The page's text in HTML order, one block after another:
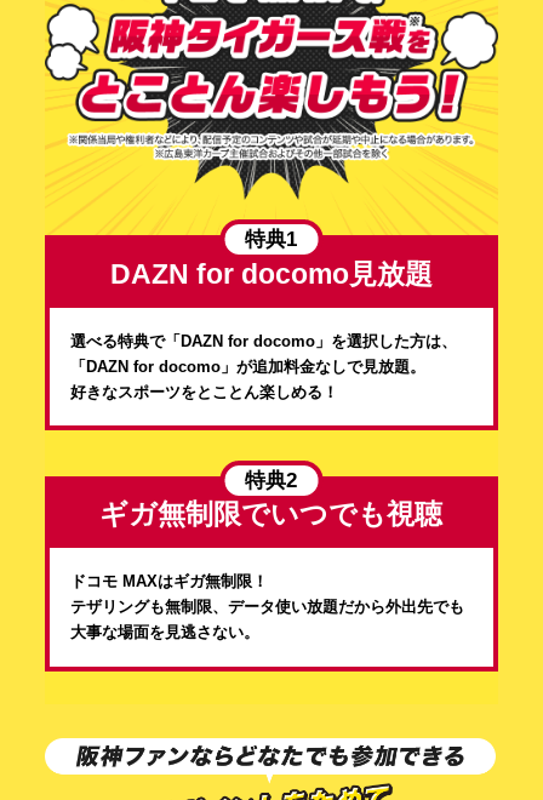
2026年5月29日（金）～6月28日（日）23:59
■キャンペーン概要／応募条件
以下の応募条件のすべてを満たした応募者の中から
抽選で「内野指定席観戦チケット」/「1塁アルプス
席ペア観戦チケット」/「3塁アルプス席ペア観戦チ
ケット」「限定オリジナルジャージ」/「限定オリジ
ナルタオル」/「dポイント（期間・用途限定）1,000
ポイント」をプレゼントいたします。
①キャンペーン期間内に対象プラン（「ドコモ
MAX」または「ドコモ ポイ活 MAX」）の契約状
態が1度でも確認できること。
②対象プラン（「ドコモ MAX」または「ドコモ ポ
イ活 MAX」）の回線契約に紐づくdアカウントで
エントリーいただくこと。
③日本国内に居住しており、賞品を受け取ることが
※応募期間より前に対象プランにご契約いただいて
いる方も対象です。
※応募期間中の対象プランへの新規申込みやプラン
※ご応募に際しては、本規約に記載の「■賞品詳細お
よびお届け時期」および「■注意事項」も必ずご確
認ください。
※キャンペーン期間中、お一人さま1回までご応募い
ただけます。重複応募が確認された場合、最新の
応募情報が有効となります。
特典1
DAZN for docomo見放題
選べる特典で「DAZN for docomo」を選択した方は、
「DAZN for docomo」が追加料金なしで見放題。
好きなスポーツをとことん楽しめる！
特典2
ギガ無制限でいつでも視聴
ドコモ MAXはギガ無制限！
テザリングも無制限、データ使い放題だから外出先でも
大事な場面を見逃さない。